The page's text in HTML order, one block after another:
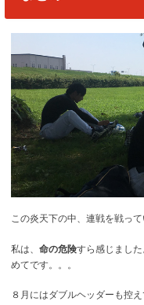
この炎天下の中、連戦を戦っ
私は、命の危険すら感じまし
めてです。。。
８月にはダブルヘッダーも控